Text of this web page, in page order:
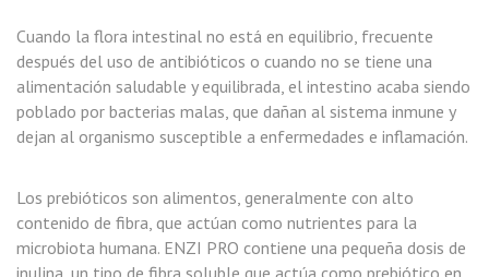
Cuando la flora intestinal no está en equilibrio, frecuente
después del uso de antibióticos o cuando no se tiene una
alimentación saludable y equilibrada, el intestino acaba siendo
poblado por bacterias malas, que dañan al sistema inmune y
dejan al organismo susceptible a enfermedades e inflamación.
Los prebióticos son alimentos, generalmente con alto
contenido de fibra, que actúan como nutrientes para la
microbiota humana. ENZI PRO contiene una pequeña dosis de
inulina, un tipo de fibra soluble que actúa como prebiótico en